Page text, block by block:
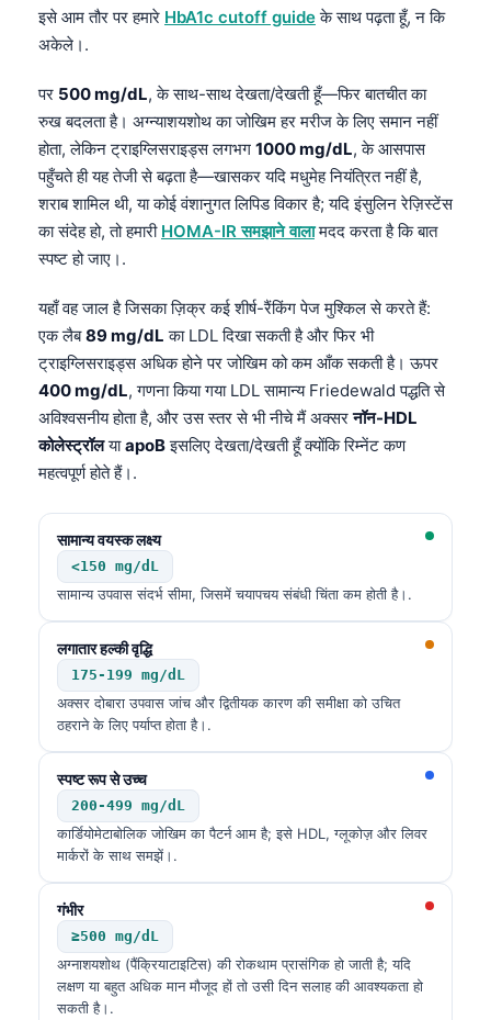
इसे आम तौर पर हमारे HbA1c cutoff guideके साथ पढ़ता हूँ, न कि
अकेले।.
पर 500 mg/dL, के साथ-साथ देखता/देखती हूँ—फिर बातचीत का
रुख बदलता है। अग्न्याशयशोथ का जोखिम हर मरीज के लिए समान नहीं
होता, लेकिन ट्राइग्लिसराइड्स लगभग 1000 mg/dL, के आसपास
पहुँचते ही यह तेजी से बढ़ता है—खासकर यदि मधुमेह नियंत्रित नहीं है,
शराब शामिल थी, या कोई वंशानुगत लिपिड विकार है; यदि इंसुलिन रेज़िस्टेंस
का संदेह हो, तो हमारी HOMA-IR समझाने वालामदद करता है कि बात
स्पष्ट हो जाए।.
यहाँ वह जाल है जिसका ज़िक्र कई शीर्ष-रैंकिंग पेज मुश्किल से करते हैं:
एक लैब89 mg/dL का LDL दिखा सकती है और फिर भी
ट्राइग्लिसराइड्स अधिक होने पर जोखिम को कम आँक सकती है। ऊपर
400 mg/dL, गणना किया गया LDL सामान्य Friedewald पद्धति से
अविश्वसनीय होता है, और उस स्तर से भी नीचे मैं अक्सरनॉन-HDL
कोलेस्ट्रॉलयाapoBइसलिए देखता/देखती हूँ क्योंकि रिम्नेंट कण
महत्वपूर्ण होते हैं।.
सामान्य वयस्क लक्ष्य
<150 mg/dL
सामान्य उपवास संदर्भ सीमा, जिसमें चयापचय संबंधी चिंता कम होती है।.
लगातार हल्की वृद्धि
175-199 mg/dL
अक्सर दोबारा उपवास जांच और द्वितीयक कारण की समीक्षा को उचित
ठहराने के लिए पर्याप्त होता है।.
स्पष्ट रूप से उच्च
200-499 mg/dL
कार्डियोमेटाबोलिक जोखिम का पैटर्न आम है; इसे HDL, ग्लूकोज़ और लिवर
मार्करों के साथ समझें।.
गंभीर
≥500 mg/dL
अग्नाशयशोथ (पैंक्रियाटाइटिस) की रोकथाम प्रासंगिक हो जाती है; यदि
लक्षण या बहुत अधिक मान मौजूद हों तो उसी दिन सलाह की आवश्यकता हो
सकती है।.